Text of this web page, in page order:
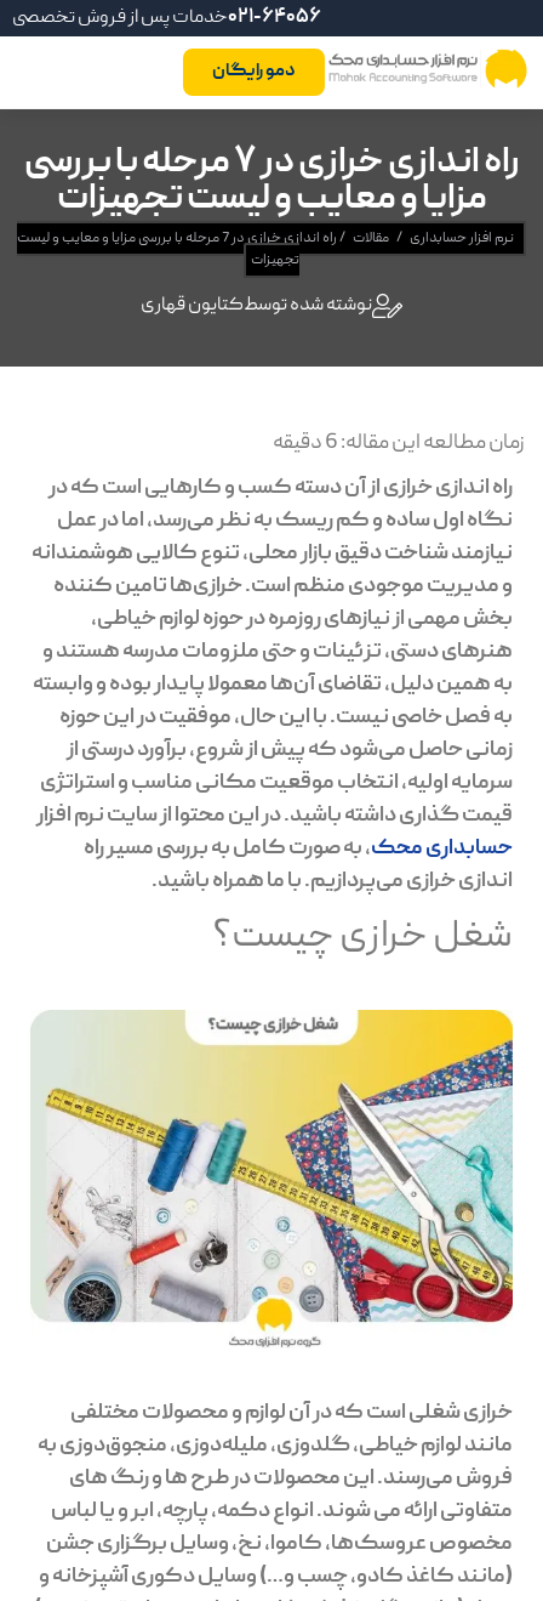
خدمات پس از فروش تخصصی021-64056
دمو رایگان
راه اندازی خرازی در 7 مرحله با بررسی
مزایا و معایب و لیست تجهیزات
نرم افزار حسابداری / مقالات /
راه اندازی خرازی در 7 مرحله با بررسی مزایا و معایب و لیست
تجهیزات
نوشته شده توسطکتایون قهاری
زمان مطالعه این مقاله:6دقیقه
راه اندازی خرازی از آن دسته کسب و کارهایی است که در
نگاه اول ساده و کم ریسک به نظر می‌رسد، اما در عمل
نیازمند شناخت دقیق بازار محلی، تنوع کالایی هوشمندانه
و مدیریت موجودی منظم است. خرازی‌ها تامین کننده
بخش مهمی از نیازهای روزمره در حوزه لوازم خیاطی،
هنرهای دستی، تزئینات و حتی ملزومات مدرسه هستند و
به همین دلیل، تقاضای آن‌ها معمولا پایدار بوده و وابسته
به فصل خاصی نیست. با این حال، موفقیت در این حوزه
زمانی حاصل می‌شود که پیش از شروع، برآورد درستی از
سرمایه اولیه، انتخاب موقعیت مکانی مناسب و استراتژی
قیمت گذاری داشته باشید. در این محتوا از سایت نرم افزار
حسابداری محک، به صورت کامل به بررسی مسیر راه
اندازی خرازی می‌پردازیم. با ما همراه باشید.
شغل خرازی چیست؟
خرازی شغلی است که در آن لوازم و محصولات مختلفی
مانند لوازم خیاطی، گلدوزی، ملیله‌دوزی، منجوق‌دوزی به
فروش می‌رسند. این محصولات در طرح ها و رنگ های
متفاوتی ارائه می شوند. انواع دکمه، پارچه، ابر و یا لباس
مخصوص عروسک‌ها، کاموا، نخ، وسایل برگزاری جشن
(مانند کاغذ کادو، چسب و…) وسایل دکوری آشپزخانه و